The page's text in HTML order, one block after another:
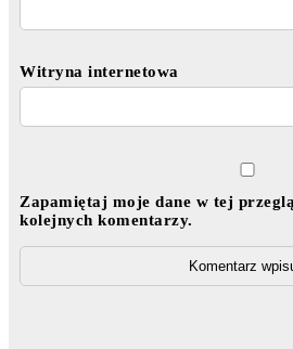
Witryna internetowa
Zapamiętaj moje dane w tej
kolejnych komentarzy.